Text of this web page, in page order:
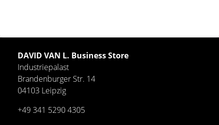
DAVID VAN L. Business Store
Industriepalast
Brandenburger Str. 14
04103 Leipzig
+49 341 5290 4305